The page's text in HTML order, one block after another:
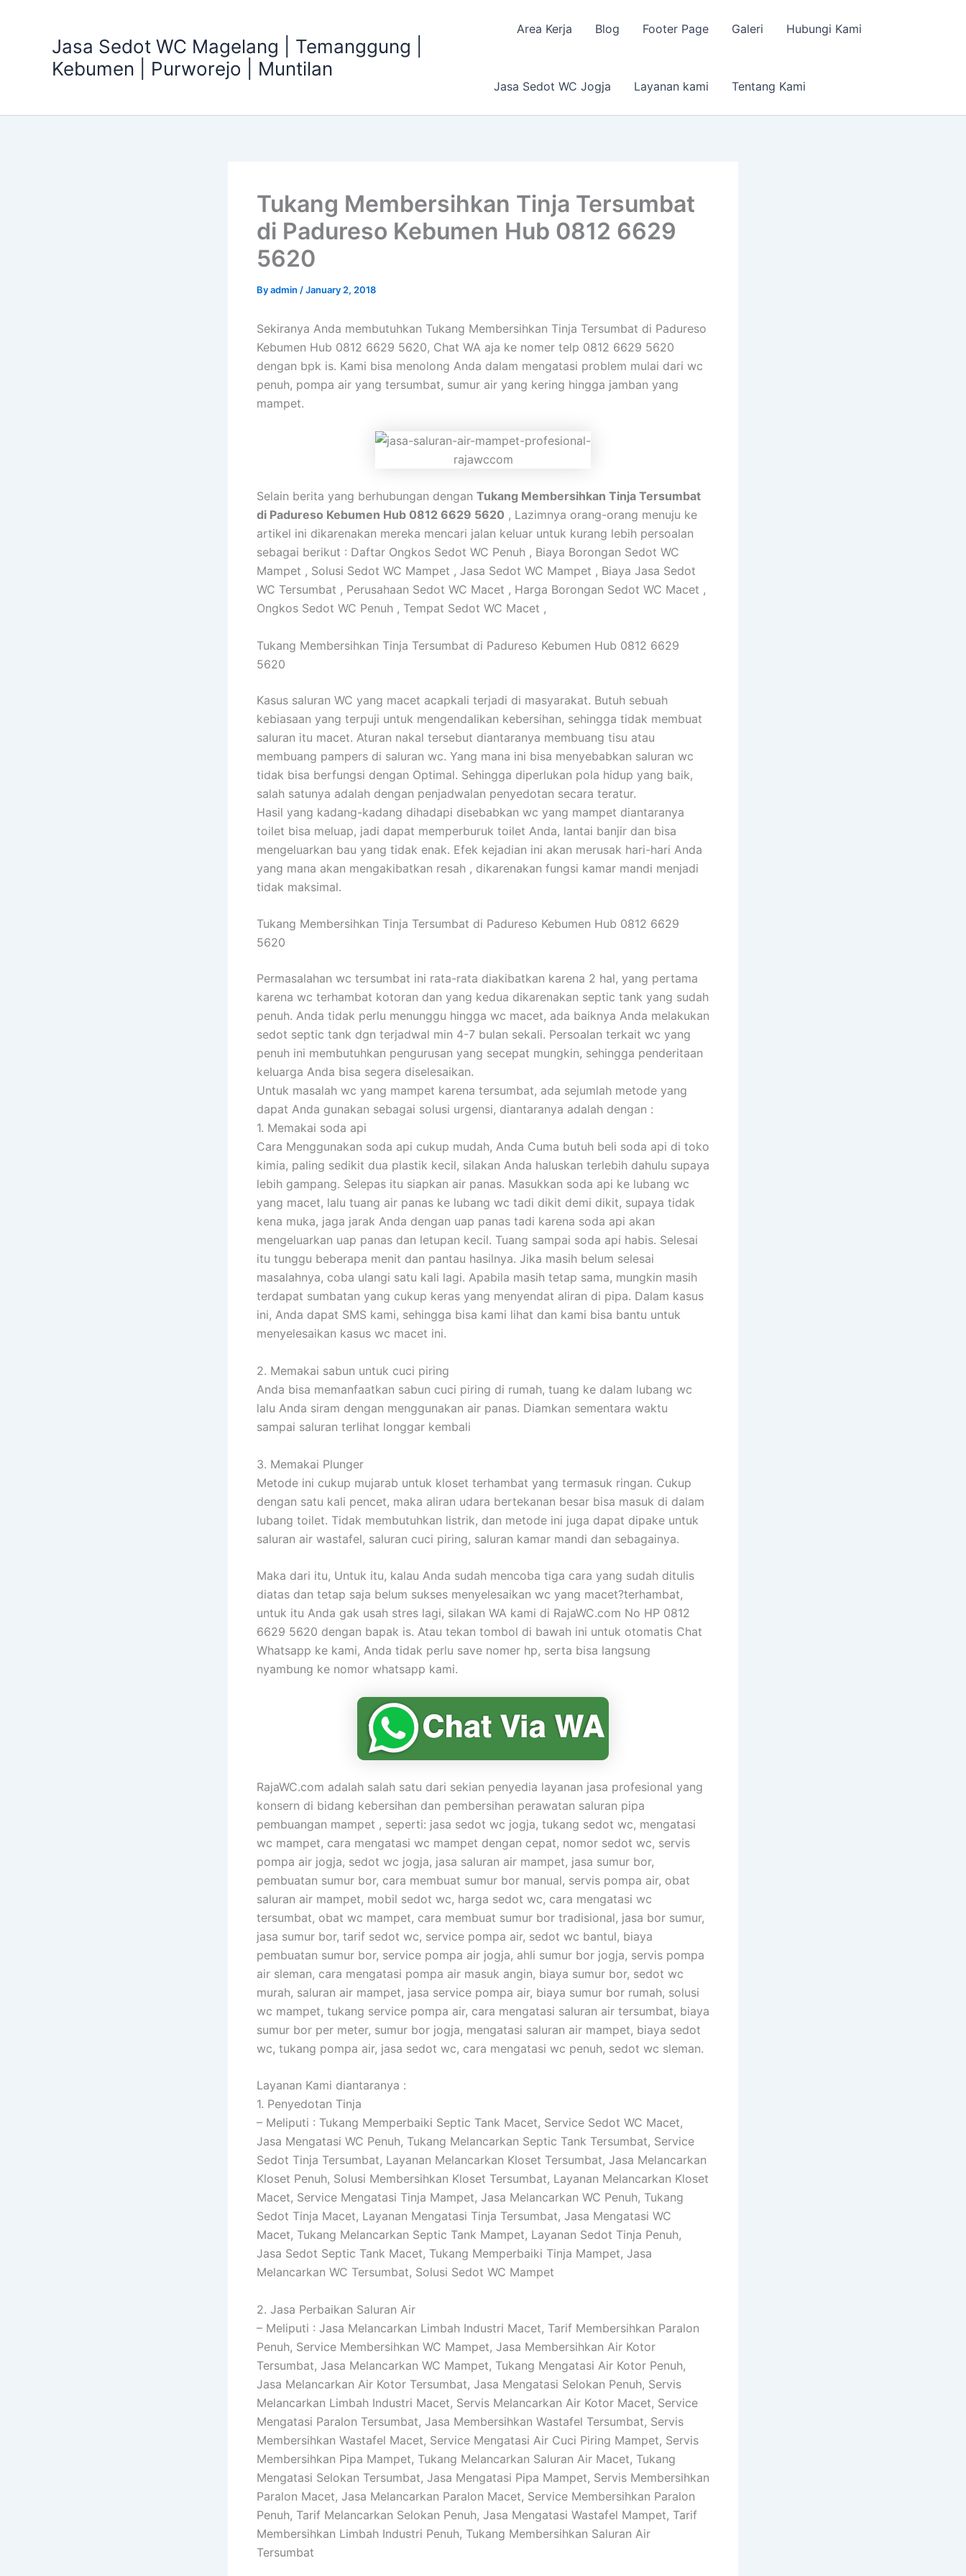
Jasa Sedot WC Magelang | Temanggung |
Kebumen | Purworejo | Muntilan
Area Kerja Blog Footer Page Galeri Hubungi Kami
Jasa Sedot WC Jogja Layanan kami Tentang Kami
Tukang Membersihkan Tinja Tersumbat
di Padureso Kebumen Hub 0812 6629
5620
Byadmin /January 2, 2018
Sekiranya Anda membutuhkan Tukang Membersihkan Tinja Tersumbat di Padureso
Kebumen Hub 0812 6629 5620, Chat WA aja ke nomer telp 0812 6629 5620
dengan bpk is. Kami bisa menolong Anda dalam mengatasi problem mulai dari wc
penuh, pompa air yang tersumbat, sumur air yang kering hingga jamban yang
mampet.
Selain berita yang berhubungan dengan Tukang Membersihkan Tinja Tersumbat
di Padureso Kebumen Hub 0812 6629 5620 , Lazimnya orang-orang menuju ke
artikel ini dikarenakan mereka mencari jalan keluar untuk kurang lebih persoalan
sebagai berikut : Daftar Ongkos Sedot WC Penuh , Biaya Borongan Sedot WC
Mampet , Solusi Sedot WC Mampet , Jasa Sedot WC Mampet , Biaya Jasa Sedot
WC Tersumbat , Perusahaan Sedot WC Macet , Harga Borongan Sedot WC Macet ,
Ongkos Sedot WC Penuh , Tempat Sedot WC Macet ,
Tukang Membersihkan Tinja Tersumbat di Padureso Kebumen Hub 0812 6629
5620
Kasus saluran WC yang macet acapkali terjadi di masyarakat. Butuh sebuah
kebiasaan yang terpuji untuk mengendalikan kebersihan, sehingga tidak membuat
saluran itu macet. Aturan nakal tersebut diantaranya membuang tisu atau
membuang pampers di saluran wc. Yang mana ini bisa menyebabkan saluran wc
tidak bisa berfungsi dengan Optimal. Sehingga diperlukan pola hidup yang baik,
salah satunya adalah dengan penjadwalan penyedotan secara teratur.
Hasil yang kadang-kadang dihadapi disebabkan wc yang mampet diantaranya
toilet bisa meluap, jadi dapat memperburuk toilet Anda, lantai banjir dan bisa
mengeluarkan bau yang tidak enak. Efek kejadian ini akan merusak hari-hari Anda
yang mana akan mengakibatkan resah , dikarenakan fungsi kamar mandi menjadi
tidak maksimal.
Tukang Membersihkan Tinja Tersumbat di Padureso Kebumen Hub 0812 6629
5620
Permasalahan wc tersumbat ini rata-rata diakibatkan karena 2 hal, yang pertama
karena wc terhambat kotoran dan yang kedua dikarenakan septic tank yang sudah
penuh. Anda tidak perlu menunggu hingga wc macet, ada baiknya Anda melakukan
sedot septic tank dgn terjadwal min 4-7 bulan sekali. Persoalan terkait wc yang
penuh ini membutuhkan pengurusan yang secepat mungkin, sehingga penderitaan
keluarga Anda bisa segera diselesaikan.
Untuk masalah wc yang mampet karena tersumbat, ada sejumlah metode yang
dapat Anda gunakan sebagai solusi urgensi, diantaranya adalah dengan :
1. Memakai soda api
Cara Menggunakan soda api cukup mudah, Anda Cuma butuh beli soda api di toko
kimia, paling sedikit dua plastik kecil, silakan Anda haluskan terlebih dahulu supaya
lebih gampang. Selepas itu siapkan air panas. Masukkan soda api ke lubang wc
yang macet, lalu tuang air panas ke lubang wc tadi dikit demi dikit, supaya tidak
kena muka, jaga jarak Anda dengan uap panas tadi karena soda api akan
mengeluarkan uap panas dan letupan kecil. Tuang sampai soda api habis. Selesai
itu tunggu beberapa menit dan pantau hasilnya. Jika masih belum selesai
masalahnya, coba ulangi satu kali lagi. Apabila masih tetap sama, mungkin masih
terdapat sumbatan yang cukup keras yang menyendat aliran di pipa. Dalam kasus
ini, Anda dapat SMS kami, sehingga bisa kami lihat dan kami bisa bantu untuk
menyelesaikan kasus wc macet ini.
2. Memakai sabun untuk cuci piring
Anda bisa memanfaatkan sabun cuci piring di rumah, tuang ke dalam lubang wc
lalu Anda siram dengan menggunakan air panas. Diamkan sementara waktu
sampai saluran terlihat longgar kembali
3. Memakai Plunger
Metode ini cukup mujarab untuk kloset terhambat yang termasuk ringan. Cukup
dengan satu kali pencet, maka aliran udara bertekanan besar bisa masuk di dalam
lubang toilet. Tidak membutuhkan listrik, dan metode ini juga dapat dipake untuk
saluran air wastafel, saluran cuci piring, saluran kamar mandi dan sebagainya.
Maka dari itu, Untuk itu, kalau Anda sudah mencoba tiga cara yang sudah ditulis
diatas dan tetap saja belum sukses menyelesaikan wc yang macet?terhambat,
untuk itu Anda gak usah stres lagi, silakan WA kami di RajaWC.com No HP 0812
6629 5620 dengan bapak is. Atau tekan tombol di bawah ini untuk otomatis Chat
Whatsapp ke kami, Anda tidak perlu save nomer hp, serta bisa langsung
nyambung ke nomor whatsapp kami.
RajaWC.com adalah salah satu dari sekian penyedia layanan jasa profesional yang
konsern di bidang kebersihan dan pembersihan perawatan saluran pipa
pembuangan mampet , seperti: jasa sedot wc jogja, tukang sedot wc, mengatasi
wc mampet, cara mengatasi wc mampet dengan cepat, nomor sedot wc, servis
pompa air jogja, sedot wc jogja, jasa saluran air mampet, jasa sumur bor,
pembuatan sumur bor, cara membuat sumur bor manual, servis pompa air, obat
saluran air mampet, mobil sedot wc, harga sedot wc, cara mengatasi wc
tersumbat, obat wc mampet, cara membuat sumur bor tradisional, jasa bor sumur,
jasa sumur bor, tarif sedot wc, service pompa air, sedot wc bantul, biaya
pembuatan sumur bor, service pompa air jogja, ahli sumur bor jogja, servis pompa
air sleman, cara mengatasi pompa air masuk angin, biaya sumur bor, sedot wc
murah, saluran air mampet, jasa service pompa air, biaya sumur bor rumah, solusi
wc mampet, tukang service pompa air, cara mengatasi saluran air tersumbat, biaya
sumur bor per meter, sumur bor jogja, mengatasi saluran air mampet, biaya sedot
wc, tukang pompa air, jasa sedot wc, cara mengatasi wc penuh, sedot wc sleman.
Layanan Kami diantaranya :
1. Penyedotan Tinja
– Meliputi : Tukang Memperbaiki Septic Tank Macet, Service Sedot WC Macet,
Jasa Mengatasi WC Penuh, Tukang Melancarkan Septic Tank Tersumbat, Service
Sedot Tinja Tersumbat, Layanan Melancarkan Kloset Tersumbat, Jasa Melancarkan
Kloset Penuh, Solusi Membersihkan Kloset Tersumbat, Layanan Melancarkan Kloset
Macet, Service Mengatasi Tinja Mampet, Jasa Melancarkan WC Penuh, Tukang
Sedot Tinja Macet, Layanan Mengatasi Tinja Tersumbat, Jasa Mengatasi WC
Macet, Tukang Melancarkan Septic Tank Mampet, Layanan Sedot Tinja Penuh,
Jasa Sedot Septic Tank Macet, Tukang Memperbaiki Tinja Mampet, Jasa
Melancarkan WC Tersumbat, Solusi Sedot WC Mampet
2. Jasa Perbaikan Saluran Air
– Meliputi : Jasa Melancarkan Limbah Industri Macet, Tarif Membersihkan Paralon
Penuh, Service Membersihkan WC Mampet, Jasa Membersihkan Air Kotor
Tersumbat, Jasa Melancarkan WC Mampet, Tukang Mengatasi Air Kotor Penuh,
Jasa Melancarkan Air Kotor Tersumbat, Jasa Mengatasi Selokan Penuh, Servis
Melancarkan Limbah Industri Macet, Servis Melancarkan Air Kotor Macet, Service
Mengatasi Paralon Tersumbat, Jasa Membersihkan Wastafel Tersumbat, Servis
Membersihkan Wastafel Macet, Service Mengatasi Air Cuci Piring Mampet, Servis
Membersihkan Pipa Mampet, Tukang Melancarkan Saluran Air Macet, Tukang
Mengatasi Selokan Tersumbat, Jasa Mengatasi Pipa Mampet, Servis Membersihkan
Paralon Macet, Jasa Melancarkan Paralon Macet, Service Membersihkan Paralon
Penuh, Tarif Melancarkan Selokan Penuh, Jasa Mengatasi Wastafel Mampet, Tarif
Membersihkan Limbah Industri Penuh, Tukang Membersihkan Saluran Air
Tersumbat